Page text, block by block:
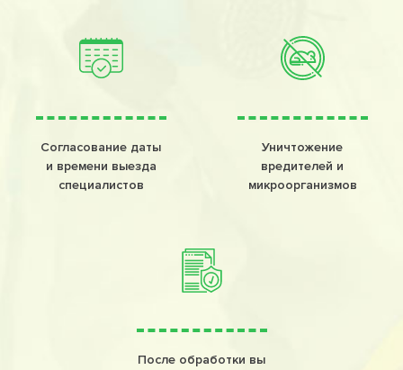
Согласование даты
и времени выезда
специалистов
Уничтожение
вредителей и
микроорганизмов
После обработки вы